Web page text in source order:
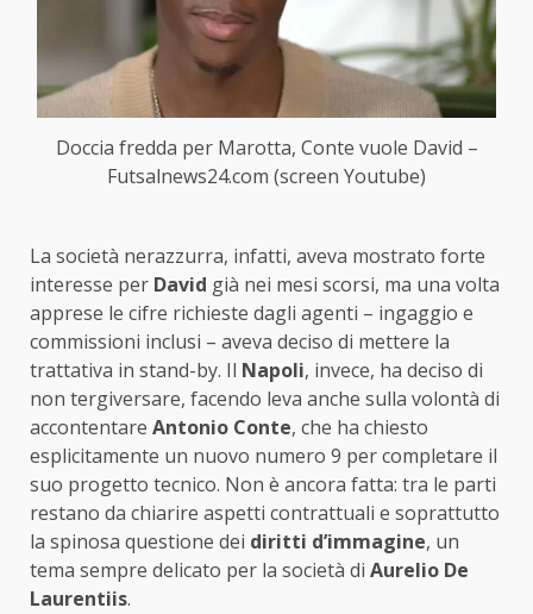
Doccia fredda per Marotta, Conte vuole David –
Futsalnews24.com (screen Youtube)
La società nerazzurra, infatti, aveva mostrato forte
interesse per David già nei mesi scorsi, ma una volta
apprese le cifre richieste dagli agenti – ingaggio e
commissioni inclusi – aveva deciso di mettere la
trattativa in stand-by. Il Napoli, invece, ha deciso di
non tergiversare, facendo leva anche sulla volontà di
accontentare Antonio Conte, che ha chiesto
esplicitamente un nuovo numero 9 per completare il
suo progetto tecnico. Non è ancora fatta: tra le parti
restano da chiarire aspetti contrattuali e soprattutto
la spinosa questione dei diritti d’immagine, un
tema sempre delicato per la società di Aurelio De
Laurentiis.